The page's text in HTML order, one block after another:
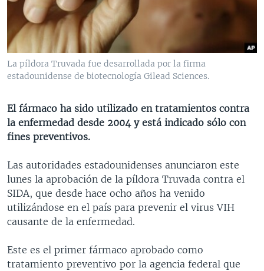
VENEZUELA
BRASIL
NICARAGUA
ECONOMÍA
ENTRETENIMIENTO Y CULTURA
TECNOLOGÍA
DEPORTES
MULTIMEDIA
VIDEOS
FOTOGRAFÍA
AUDIOS
PROGRAMAS TV
EL MUNDO AL DÍA
FORO INTERAMERICANO
LAS CLAVES
PANORAMA
RADIO
AVANCE INFORMATIVO
BUENOS DÍAS AMÉRICA
ESTADOS UNIDOS AL DÍA
FORO [RADIO]
DEPORTIVO INTERNACIONAL
NOTA ECONÓMICA
ENTRETENIMIENTO
DIRECT
Learning English
Idiomas
La píldora Truvada fue desarrollada por la firma
estadounidense de biotecnología Gilead Sciences.
El fármaco ha sido utilizado en tratamientos contra
la enfermedad desde 2004 y está indicado sólo con
fines preventivos.
Las autoridades estadounidenses anunciaron este
lunes la aprobación de la píldora Truvada contra el
SIDA, que desde hace ocho años ha venido
utilizándose en el país para prevenir el virus VIH
causante de la enfermedad.
Este es el primer fármaco aprobado como
tratamiento preventivo por la agencia federal que